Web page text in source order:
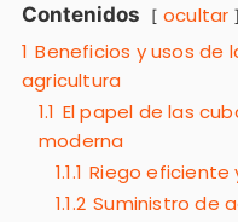
Contenidos
ocultar
1 Beneficios y usos de
agricultura
1.1 El papel de las
moderna
1.1.1 Riego eficiente
1.1.2 Suministro de